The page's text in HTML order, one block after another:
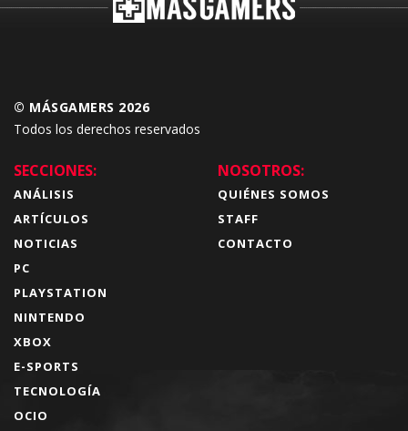
© MÁSGAMERS 2026
Todos los derechos reservados
SECCIONES:
ANÁLISIS
ARTÍCULOS
NOTICIAS
PC
PLAYSTATION
NINTENDO
XBOX
E-SPORTS
TECNOLOGÍA
OCIO
NOSOTROS:
QUIÉNES SOMOS
STAFF
CONTACTO